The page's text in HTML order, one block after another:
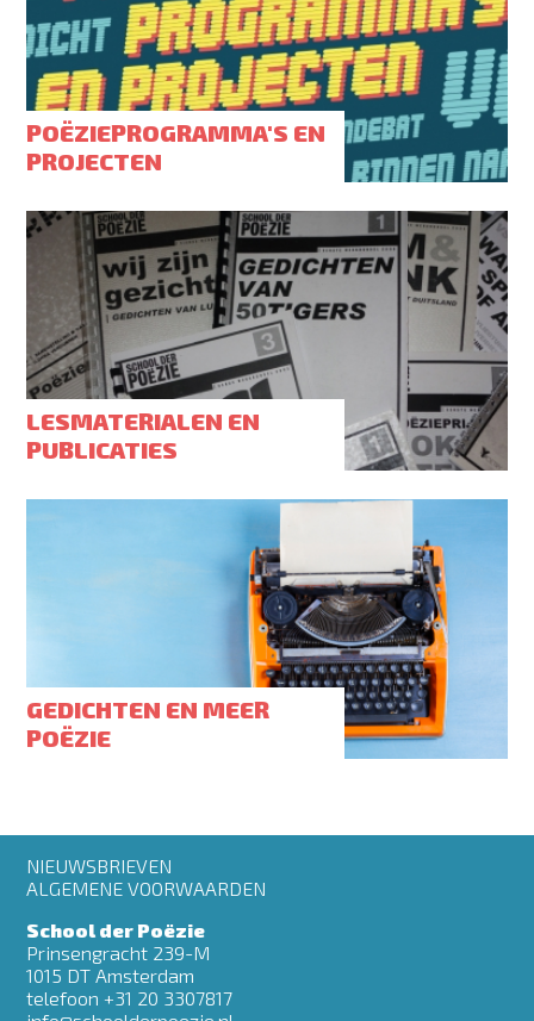
POËZIEPROGRAMMA'S EN
PROJECTEN
LESMATERIALEN EN
PUBLICATIES
GEDICHTEN EN MEER
POËZIE
Footer
menu
NIEUWSBRIEVEN
ALGEMENE VOORWAARDEN
School der Poëzie
Prinsengracht 239-M
1015 DT Amsterdam
telefoon +31 20 3307817